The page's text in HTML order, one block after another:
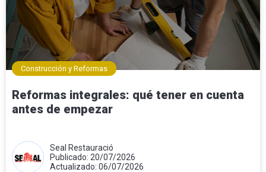
Construcción y Reformas
Reformas integrales: qué tener en cuenta
antes de empezar
Seal Restauració
Publicado: 20/07/2026
Actualizado: 06/07/2026